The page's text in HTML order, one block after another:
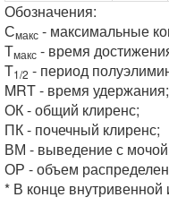
Обозначения:
Смакс - максимальные
Тмакс - время
T1/2 - период
MRT - время удержания;
ОК - общий клиренс;
ПК - почечный клиренс;
ВМ - выведение с
ОР - объем
* В конце внутривенной